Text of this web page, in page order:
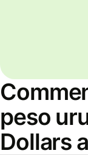
peso
Dollars